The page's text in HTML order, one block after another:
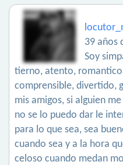
39 años
Soy
tierno, atento,
comprensible, divertido,
mis amigos, si alguien
no se lo puedo dar le
para lo que sea, sea
cuando sea y a la hora
celoso cuando medan